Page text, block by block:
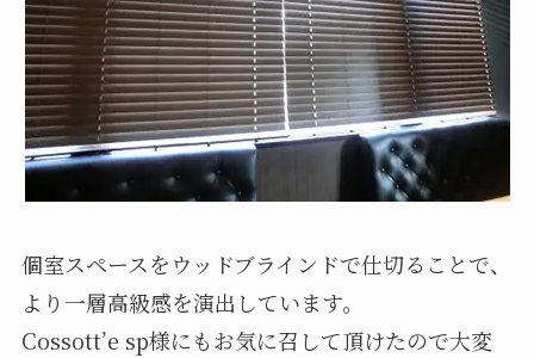
個室スペースをウッドブラインドで仕切ることで、
より一層高級感を演出しています。
Cossott’e sp様にもお気に召して頂けたので大変